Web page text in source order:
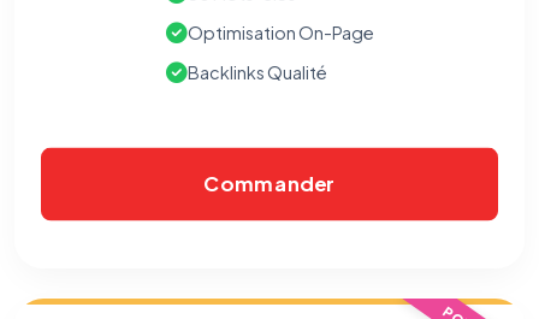
Optimisation On-Page
Backlinks Qualité
Commander
⚙️
Nécessaires au fonctionnement du site : session, sécurité,